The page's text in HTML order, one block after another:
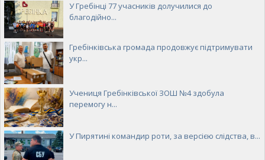
У Гребінці 77 учасників долучилися до
благодійно...
Гребінківська громада продовжує підтримувати
укр...
Учениця Гребінківської ЗОШ №4 здобула
перемогу н...
У Пирятині командир роти, за версією слідства, в...